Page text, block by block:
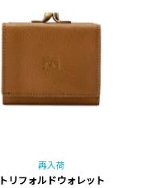
再入荷
トリフォルドウォレット